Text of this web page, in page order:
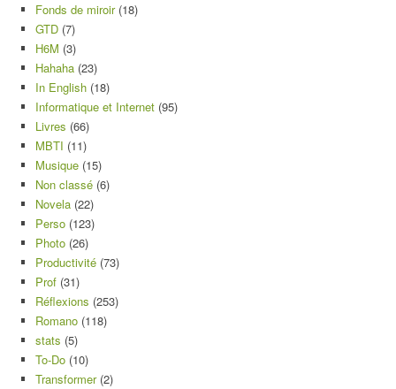
Fonds de miroir(18)
GTD (7)
H6M (3)
Hahaha (23)
In English (18)
Informatique et Internet (95)
Livres (66)
MBTI (11)
Musique (15)
Non classé (6)
Novela (22)
Perso (123)
Photo (26)
Productivité (73)
Prof (31)
Réflexions (253)
Romano (118)
stats (5)
To-Do (10)
Transformer(2)